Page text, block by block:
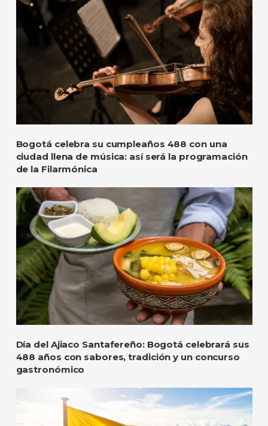
Bogotá celebra su cumpleaños 488 con una
ciudad llena de música: así será la programación
de la Filarmónica
Día del Ajiaco Santafereño: Bogotá celebrará sus
488 años con sabores, tradición y un concurso
gastronómico